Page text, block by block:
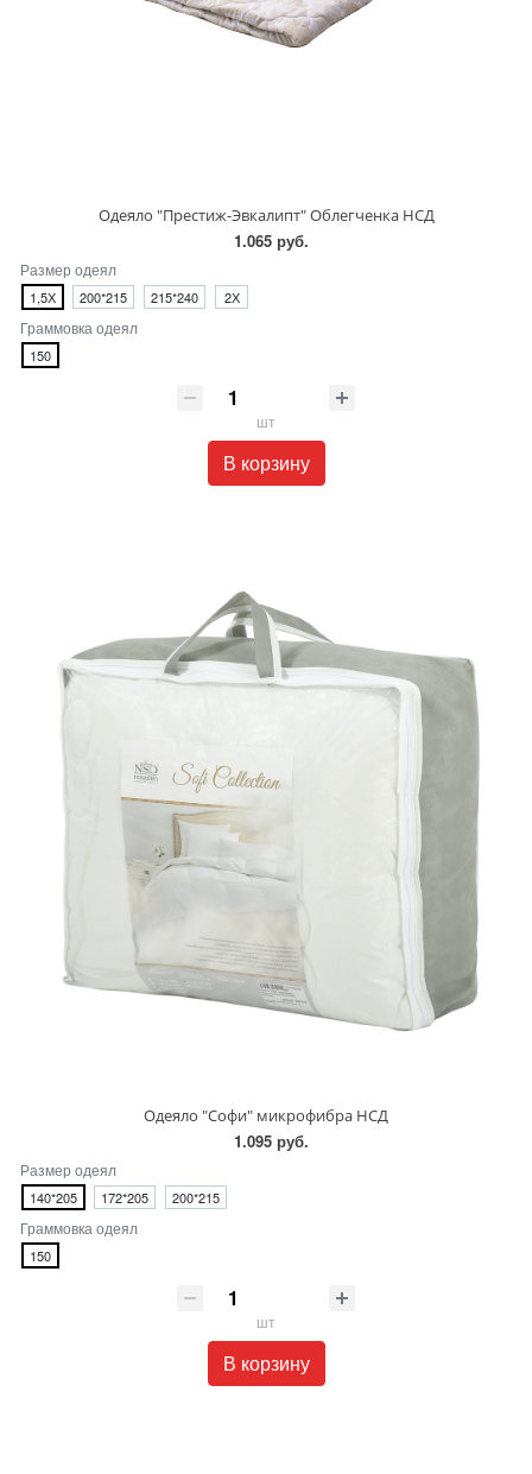
Одеяло "Престиж-Эвкалипт" Облегченка НСД
1.065 руб.
Размер одеял
1,5Х 200*215 215*240 2Х
Граммовка одеял
150
шт
В корзину
Одеяло "Софи" микрофибра НСД
1.095 руб.
Размер одеял
140*205 172*205 200*215
Граммовка одеял
150
шт
В корзину